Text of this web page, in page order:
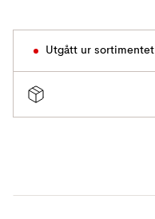
Utgått ur sortimentet